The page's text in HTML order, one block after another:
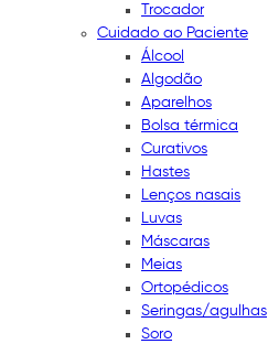
Trocador
Cuidado ao Paciente
Álcool
Algodão
Aparelhos
Bolsa térmica
Curativos
Hastes
Lenços nasais
Luvas
Máscaras
Meias
Ortopédicos
Seringas/agulhas
Soro